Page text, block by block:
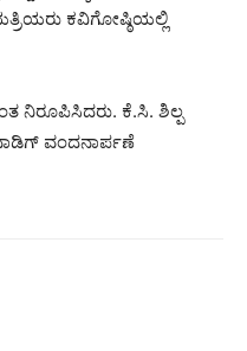
ಕವಿಗೋಷ್ಠಿಯಲ್ಲಿ
ನಿರೂಪಿಸಿದರು. ಕೆ.ಸಿ. ಶಿಲ್ಪ
ವಂದನಾರ್ಪಣೆ